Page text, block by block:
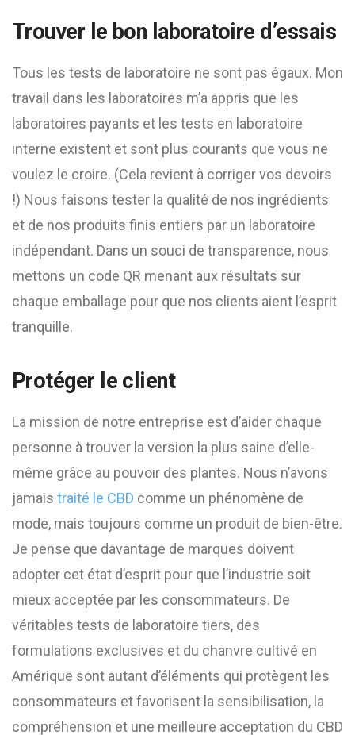
Trouver le bon laboratoire d’essais
Tous les tests de laboratoire ne sont pas égaux. Mon
travail dans les laboratoires m’a appris que les
laboratoires payants et les tests en laboratoire
interne existent et sont plus courants que vous ne
voulez le croire. (Cela revient à corriger vos devoirs
!) Nous faisons tester la qualité de nos ingrédients
et de nos produits finis entiers par un laboratoire
indépendant. Dans un souci de transparence, nous
mettons un code QR menant aux résultats sur
chaque emballage pour que nos clients aient l’esprit
tranquille.
Protéger le client
La mission de notre entreprise est d’aider chaque
personne à trouver la version la plus saine d’elle-
même grâce au pouvoir des plantes. Nous n’avons
jamais traité le CBD comme un phénomène de
mode, mais toujours comme un produit de bien-être.
Je pense que davantage de marques doivent
adopter cet état d’esprit pour que l’industrie soit
mieux acceptée par les consommateurs. De
véritables tests de laboratoire tiers, des
formulations exclusives et du chanvre cultivé en
Amérique sont autant d’éléments qui protègent les
consommateurs et favorisent la sensibilisation, la
compréhension et une meilleure acceptation du CBD